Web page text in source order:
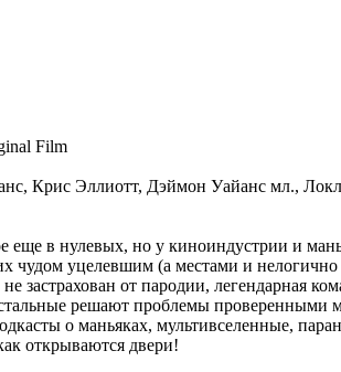
Film
Крис Эллиотт, Дэймон Уайанс мл.,
еще в нулевых, но у киноиндустрии и
чудом уцелевшим (а местами и
застрахован от пародии, легендарная
решают проблемы проверенными
о маньяках, мультивселенные,
открываются двери!